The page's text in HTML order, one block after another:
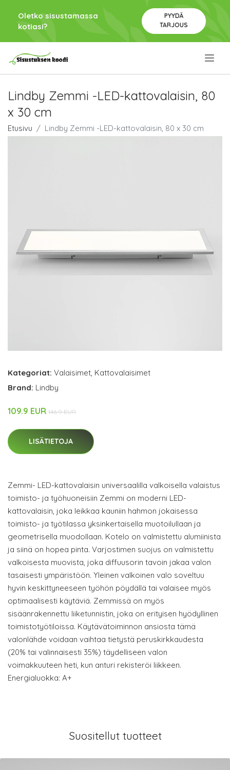
Oletko sisustamassa
kotiasi?
PYYDÄ
TARJOUS
Lindby Zemmi -LED-kattovalaisin, 80
x 30 cm
Etusivu Lindby Zemmi -LED-kattovalaisin, 80 x 30 cm
Kategoriat: Valaisimet, Kattovalaisimet
Brand: Lindby
109.9 EUR 146.9 EUR
LISÄTIETOJA
Zemmi- LED-kattovalaisin universaalilla valkoisella valaistus
toimisto- ja työhuoneisiin Zemmi on moderni LED-
kattovalaisin, joka leikkaa kauniin hahmon jokaisessa
toimisto- ja työtilassa yksinkertaisella muotoilullaan ja
geometrisella muodollaan. Kotelo on valmistettu alumiinista
ja siinä on hopea pinta. Varjostimen suojus on valmistettu
valkoisesta muovista, joka diffuusorin tavoin jakaa valon
tasaisesti ympäristöön. Yleinen valkoinen valo soveltuu
hyvin keskittyneeseen työhön pöydällä tai valaisee myös
optimaalisesti käytäviä. Zemmissä on myös
sisäänrakennettu liiketunnistin, joka on erityisen hyödyllinen
toimistotyötiloissa. Käytävätoiminnon ansiosta tämä
valonlähde voidaan vaihtaa tietystä peruskirkkaudesta
(20% tai valinnaisesti 35%) täydelliseen valon
voimakkuuteen heti, kun anturi rekisteröi liikkeen.
Energialuokka: A+
Suositellut tuotteet